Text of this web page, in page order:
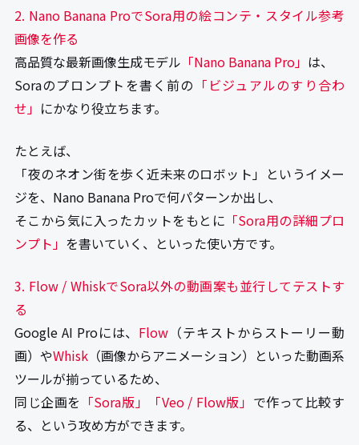
2. Nano Banana ProでSora用の絵コンテ・スタイル参考
画像を作る
高品質な最新画像生成モデル 「Nano Banana Pro」 は、
Soraのプロンプトを書く前の 「ビジュアルのすり合わ
せ」 にかなり役立ちます。
たとえば、
「夜のネオン街を歩く近未来のロボット」というイメー
ジを、Nano Banana Proで何パターンか出し、
そこから気に入ったカットをもとに 「Sora用の詳細プロ
ンプト」 を書いていく、といった使い方です。
3. Flow / WhiskでSora以外の動画案も並行してテストす
る
Google AI Proには、 Flow （テキストからストーリー動
画）やWhisk （画像からアニメーション）といった動画系
ツールが揃っているため、
同じ企画を 「Sora版」「Veo / Flow版」 で作って比較す
る、という攻め方ができます。